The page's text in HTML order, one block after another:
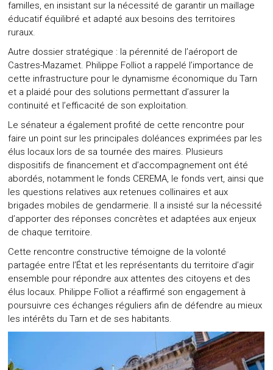
familles, en insistant sur la nécessité de garantir un maillage
éducatif équilibré et adapté aux besoins des territoires
ruraux.
Autre dossier stratégique : la pérennité de l’aéroport de
Castres-Mazamet. Philippe Folliot a rappelé l’importance de
cette infrastructure pour le dynamisme économique du Tarn
et a plaidé pour des solutions permettant d’assurer la
continuité et l’efficacité de son exploitation.
Le sénateur a également profité de cette rencontre pour
faire un point sur les principales doléances exprimées par les
élus locaux lors de sa tournée des maires. Plusieurs
dispositifs de financement et d’accompagnement ont été
abordés, notamment le fonds CEREMA, le fonds vert, ainsi que
les questions relatives aux retenues collinaires et aux
brigades mobiles de gendarmerie. Il a insisté sur la nécessité
d’apporter des réponses concrètes et adaptées aux enjeux
de chaque territoire.
Cette rencontre constructive témoigne de la volonté
partagée entre l’État et les représentants du territoire d’agir
ensemble pour répondre aux attentes des citoyens et des
élus locaux. Philippe Folliot a réaffirmé son engagement à
poursuivre ces échanges réguliers afin de défendre au mieux
les intérêts du Tarn et de ses habitants.